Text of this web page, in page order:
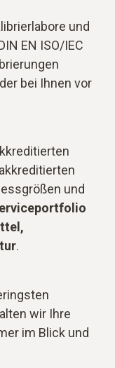
und
EN ISO/IEC
bei Ihnen vor
und
.
wir Ihre
im Blick und